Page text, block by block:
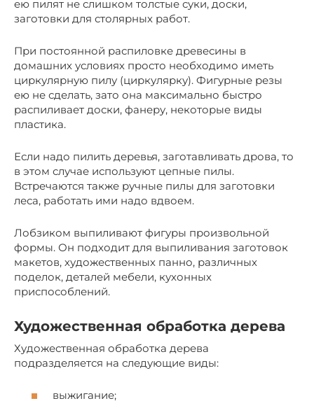
ею пилят не слишком толстые суки, доски,
заготовки для столярных работ.
При постоянной распиловке древесины в
домашних условиях просто необходимо иметь
циркулярную пилу (циркулярку). Фигурные резы
ею не сделать, зато она максимально быстро
распиливает доски, фанеру, некоторые виды
пластика.
Если надо пилить деревья, заготавливать дрова, то
в этом случае используют цепные пилы.
Встречаются также ручные пилы для заготовки
леса, работать ими надо вдвоем.
Лобзиком выпиливают фигуры произвольной
формы. Он подходит для выпиливания заготовок
макетов, художественных панно, различных
поделок, деталей мебели, кухонных
приспособлений.
Художественная обработка дерева
Художественная обработка дерева
подразделяется на следующие виды:
выжигание;